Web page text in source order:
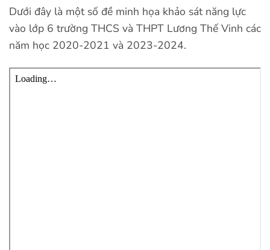
Dưới đây là một số đề minh họa khảo sát năng lực
vào lớp 6 trường THCS và THPT Lương Thế Vinh các
năm học 2020-2021 và 2023-2024.